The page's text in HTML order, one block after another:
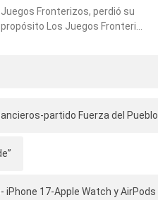
Juegos Fronterizos, perdió su
propósito Los Juegos Fronteri…
partido Fuerza del Pueblo
iPhone 17-Apple Watch y AirPods